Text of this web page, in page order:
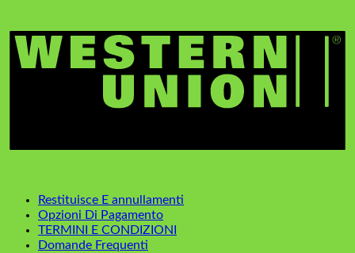
Restituisce E annullamenti
Opzioni Di Pagamento
TERMINI E CONDIZIONI
Domande Frequenti